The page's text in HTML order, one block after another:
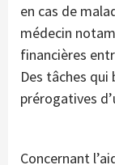
en cas de
médecin
financières
Des tâches
prérogatives
Concernant